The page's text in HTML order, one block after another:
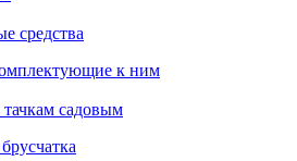
средства
к ним
садовым